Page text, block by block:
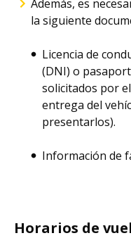
Además, es
la siguiente
Licencia de
(DNI) o
solicitados por
entrega del
presentarlos).
Información de
Horarios de